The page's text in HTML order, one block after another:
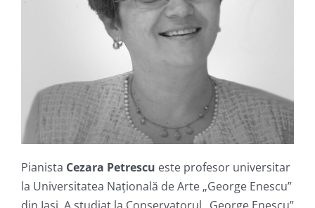
Pianista Cezara Petrescu este profesor universitar
la Universitatea Națională de Arte „George Enescu”